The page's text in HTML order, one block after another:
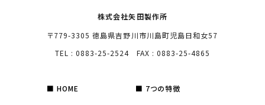
株式会社矢田製作所
〒779-3305 徳島県吉野川市川島町児島日和女57
TEL : 0883-25-2524 FAX : 0883-25-4865
HOME 7つの特徴